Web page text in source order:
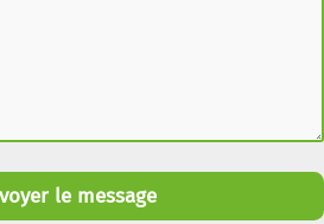
le message